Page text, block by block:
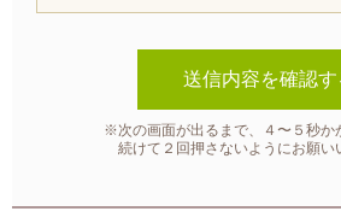
※次の画面が出るまで、４〜５秒か
続けて２回押さないようにお願い